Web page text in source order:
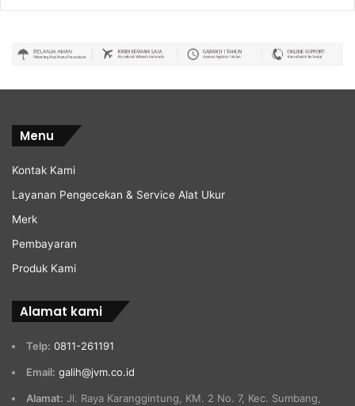
Menu
Kontak Kami
Layanan Pengecekan & Service Alat Ukur
Merk
Pembayaran
Produk Kami
Alamat kami
Telp: 0811-261191
Email: galih@jvm.co.id
Alamat: Jl. Raya Karanggintung, KM. 2 No. 7, Kec. Sumbang,